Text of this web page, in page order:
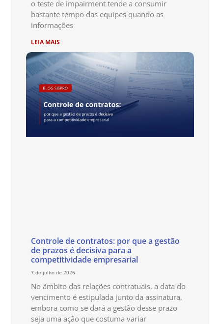
o teste de impairment tende a consumir
bastante tempo das equipes quando as
informações
LEIA MAIS
Controle de contratos: por que a gestão
de prazos é decisiva para a
competitividade empresarial
7 de julho de 2026
No âmbito das relações contratuais, a data do
vencimento é estipulada junto da assinatura,
embora como se dará a gestão desse prazo
seja uma ação que costuma variar